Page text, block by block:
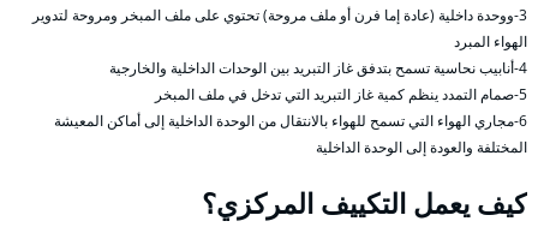
3-ووحدة داخلية (عادة إما فرن أو ملف مروحة) تحتوي على ملف المبخر ومروحة لتدوير
الهواء المبرد
4-أنابيب نحاسية تسمح بتدفق غاز التبريد بين الوحدات الداخلية والخارجية
5-صمام التمدد ينظم كمية غاز التبريد التي تدخل في ملف المبخر
6-مجاري الهواء التي تسمح للهواء بالانتقال من الوحدة الداخلية إلى أماكن المعيشة
المختلفة والعودة إلى الوحدة الداخلية
كيف يعمل التكييف المركزي؟